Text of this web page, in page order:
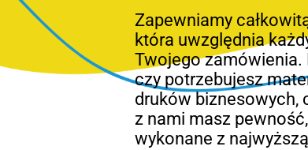
Zapewniamy
która uwzględnia
Twojego zamówienia.
czy potrzebujesz
druków biznesowych,
z nami masz
wykonane z